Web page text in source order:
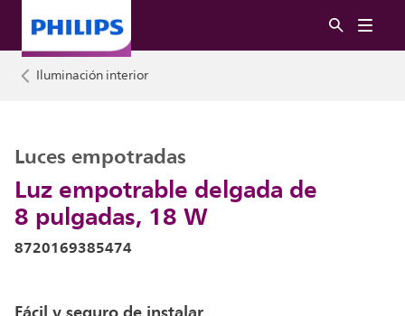
Iluminación interior
Luz empotrable delgada de
8 pulgadas, 18 W
Luces empotradas
8720169385474